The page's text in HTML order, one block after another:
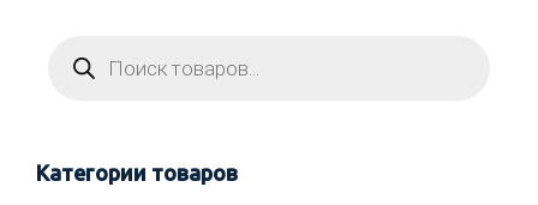
Категории товаров